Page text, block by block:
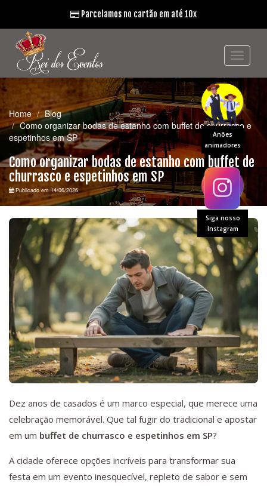
Anões
animadores
Siga nosso
Instagram
Parcelamos no cartão em até 10x
Home
Blog
Como organizar bodas de estanho com buffet de churrasco e
espetinhos em SP
Como organizar bodas de estanho com buffet de
churrasco e espetinhos em SP
Publicado em 14/06/2026
Dez anos de casados é um marco especial, que merece uma
celebração memorável. Que tal fugir do tradicional e apostar
em um buffet de churrasco e espetinhos em SP?
A cidade oferece opções incríveis para transformar sua
festa em um evento inesquecível, repleto de sabor e sem